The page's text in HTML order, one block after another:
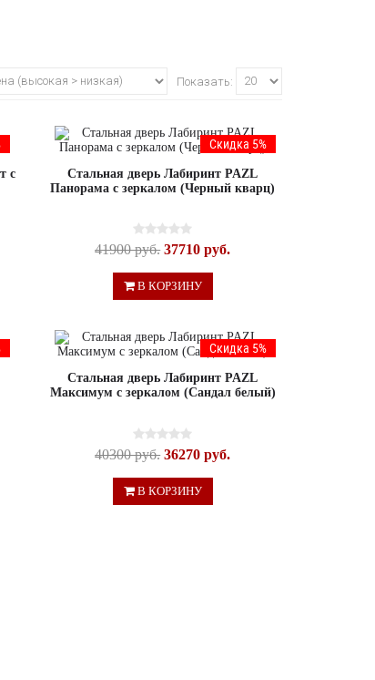
Показать:
с
Скидка 5%
Стальная дверь Лабиринт PAZL
Панорама с зеркалом (Черный кварц)
41900 руб. 37710 руб.
В КОРЗИНУ
Скидка 5%
Стальная дверь Лабиринт PAZL
Максимум с зеркалом (Сандал белый)
40300 руб. 36270 руб.
В КОРЗИНУ